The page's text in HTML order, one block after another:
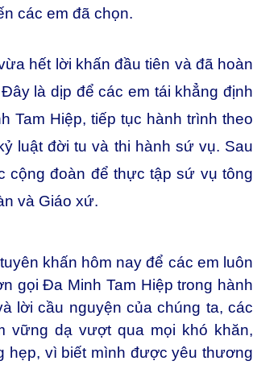
các em đã chọn.
hết lời khấn đầu tiên và đã hoàn
là dịp để các em tái khẳng định
Tam Hiệp, tiếp tục hành trình theo
luật đời tu và thi hành sứ vụ. Sau
cộng đoàn để thực tập sứ vụ tông
và Giáo xứ.
khấn hôm nay để các em luôn
gọi Đa Minh Tam Hiệp trong hành
lời cầu nguyện của chúng ta, các
vững dạ vượt qua mọi khó khăn,
hẹp, vì biết mình được yêu thương